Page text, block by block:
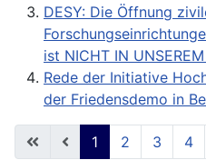
DESY: Die Öffnung
ist NICHT IN
Rede der Initiative
der Friedensdemo in
1 2 3 4